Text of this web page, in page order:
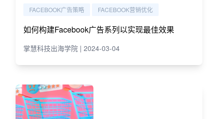
FACEBOOK广告策略 FACEBOOK营销优化
如何构建Facebook广告系列以实现最佳效果
掌慧科技出海学院 | 2024-03-04